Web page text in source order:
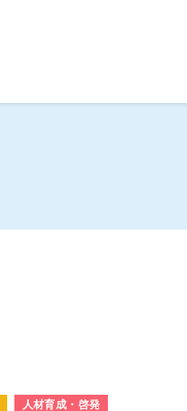
人材育成・啓発